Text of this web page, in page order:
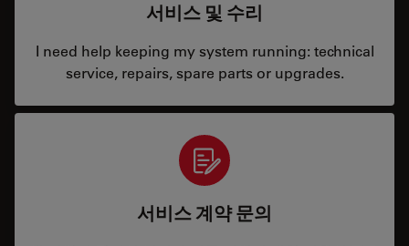
서비스 및 수리
I need help keeping my system running: technical
service, repairs, spare parts or upgrades.
서비스 계약 문의